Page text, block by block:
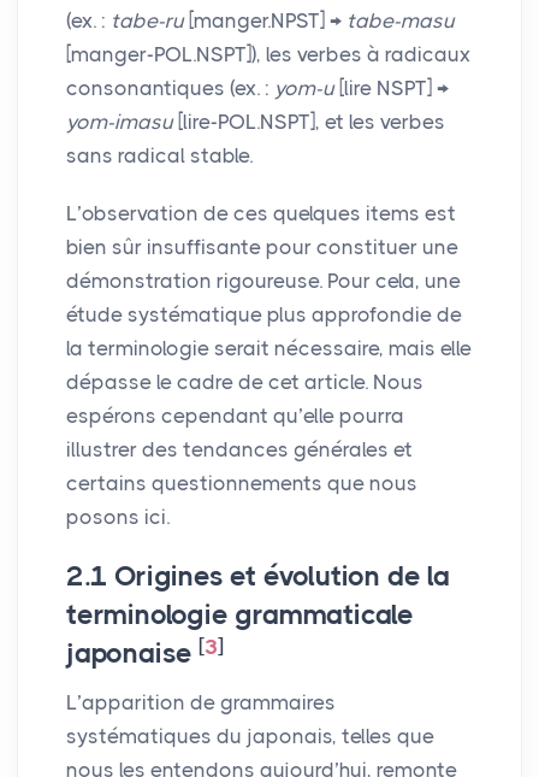
(ex. : tabe-ru[manger.NPST] → tabe-masu
[manger-POL.NSPT]), les verbes à radicaux
consonantiques (ex. : yom-u[lire NSPT] →
yom-imasu[lire-POL.NSPT], et les verbes
sans radical stable.
L’observation de ces quelques items est
bien sûr insuffisante pour constituer une
démonstration rigoureuse. Pour cela, une
étude systématique plus approfondie de
la terminologie serait nécessaire, mais elle
dépasse le cadre de cet article. Nous
espérons cependant qu’elle pourra
illustrer des tendances générales et
certains questionnements que nous
posons ici.
2.1 Origines et évolution de la
terminologie grammaticale
japonaise [3]
L’apparition de grammaires
systématiques du japonais, telles que
nous les entendons aujourd’hui, remonte